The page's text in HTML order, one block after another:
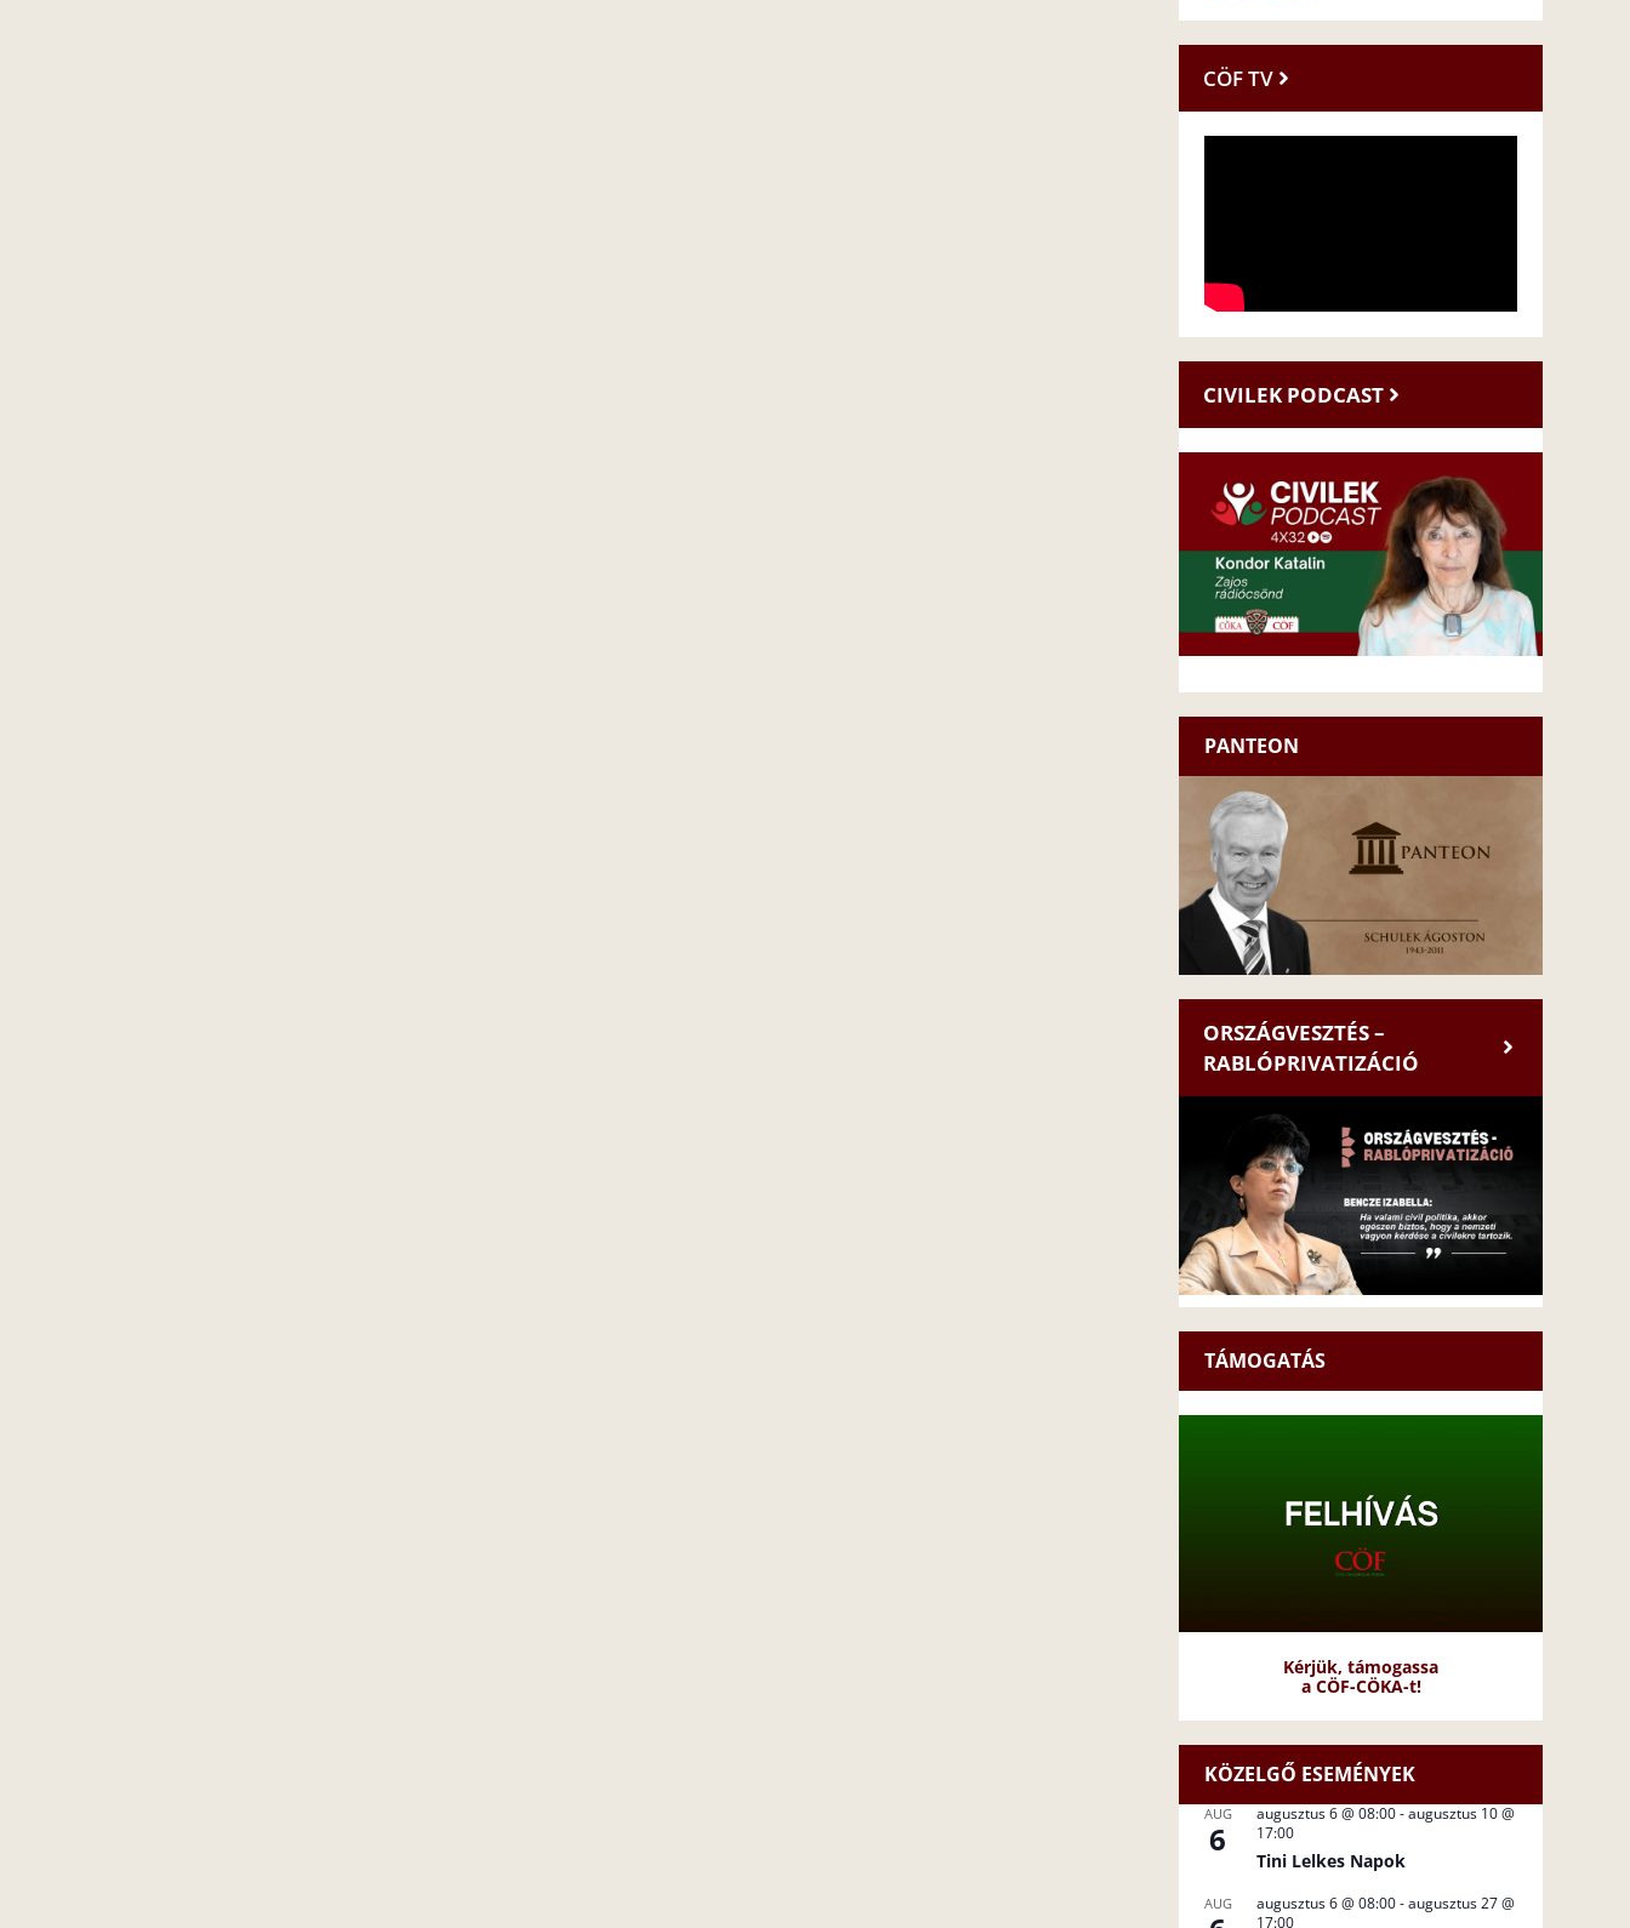
CÖF TV
CIVILEK PODCAST
PANTEON
ORSZÁGVESZTÉS –
RABLÓPRIVATIZÁCIÓ
TÁMOGATÁS
Kérjük, támogassa
a CÖF-CÖKA-t!
KÖZELGŐ ESEMÉNYEK
AUG
6
augusztus 6 @ 08:00-augusztus 10 @
17:00
Tini Lelkes Napok
AUG augusztus 6 @ 08:00-augusztus 27 @
17:00